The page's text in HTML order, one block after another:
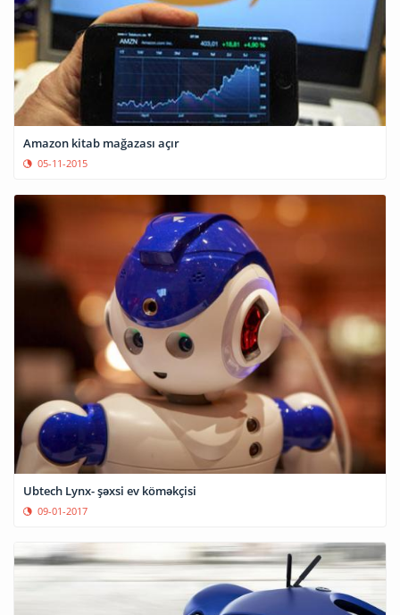
Amazon kitab mağazası açır
05-11-2015
Ubtech Lynx- şəxsi ev köməkçisi
09-01-2017